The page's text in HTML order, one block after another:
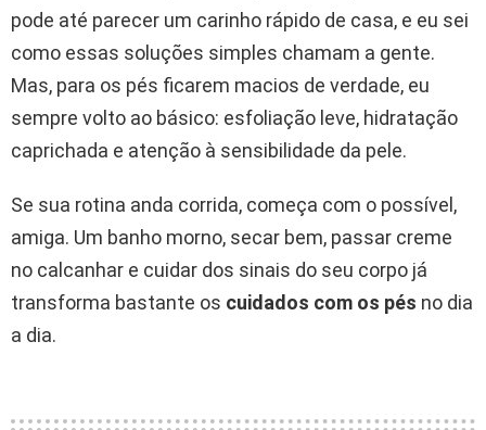
pode até parecer um carinho rápido de casa, e eu sei
como essas soluções simples chamam a gente.
Mas, para os pés ficarem macios de verdade, eu
sempre volto ao básico: esfoliação leve, hidratação
caprichada e atenção à sensibilidade da pele.
Se sua rotina anda corrida, começa com o possível,
amiga. Um banho morno, secar bem, passar creme
no calcanhar e cuidar dos sinais do seu corpo já
transforma bastante os cuidados com os pés no dia
a dia.